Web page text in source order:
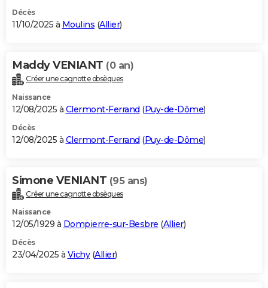
Décès
11/10/2025 à Moulins (Allier)
Maddy VENIANT (0 an)
Créer une cagnotte obsèques
Naissance
12/08/2025 à Clermont-Ferrand (Puy-de-Dôme)
Décès
12/08/2025 à Clermont-Ferrand (Puy-de-Dôme)
Simone VENIANT (95 ans)
Créer une cagnotte obsèques
Naissance
12/05/1929 à Dompierre-sur-Besbre (Allier)
Décès
23/04/2025 à Vichy(Allier)